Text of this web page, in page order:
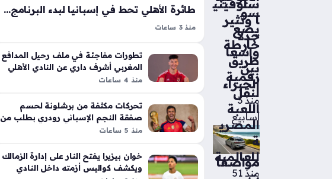
سلوفيني
ا وتثير
جدلاً
واسعاً
بين
الخبراء
منذ 3
أسابيع
مواصفا
سو
يضع
خارطة
طريق
رقمية
لنقل
اللعبة
المصري
ة
للعالمية
منذ 51
طائرة الأهلي تحط في إسبانيا لبدء البرنامج التحضيري استعداداً للموسم الكروي الجديد
منذ 3 ساعات
الجديد ضمن تحركات النادي لتعزيز صفوف الفريق فنيا
وبدنيا، حيث ترأس طارق قنديل وفد اللاعبين والجهاز
الفني لضمان نجاح هذه المرحلة المحورية،…
تطورات مفاجئة في ملف رحيل المدافع
المغربي أشرف داري عن النادي الأهلي
منذ 4 ساعات
تحركات مكثفة من برشلونة لحسم
صفقة النجم الإسباني رودري بطلب من
فليك
منذ 5 ساعات
خوان بيزيرا يفتح النار على إدارة الزمالك
ويكشف كواليس أزمته داخل النادي